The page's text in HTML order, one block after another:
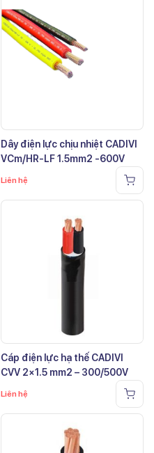
Dây điện lực chịu nhiệt CADIVI
VCm/HR-LF 1.5mm2 -600V
Liên hệ
Cáp điện lực hạ thế CADIVI
CVV 2×1.5 mm2 – 300/500V
Liên hệ